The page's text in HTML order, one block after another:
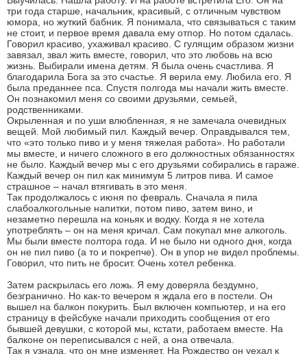
три года старше, начальник, красивый, с отличным чувством
юмора, но жуткий бабник. Я понимала, что связываться с таким
не стоит, и первое время давала ему отпор. Но потом сдалась.
Говорил красиво, ухаживал красиво. С гулящим образом жизни
завязал, звал жить вместе, говорил, что это любовь на всю
жизнь. Выбирали имена детям. Я была очень счастлива. Я
благодарила Бога за это счастье. Я верила ему. Любила его. Я
была преданнее пса. Спустя полгода мы начали жить вместе.
Он познакомил меня со своими друзьями, семьей,
родственниками.
Окрыленная и по уши влюбленная, я не замечала очевидных
вещей. Мой любимый пил. Каждый вечер. Оправдывался тем,
что «это только пиво и у меня тяжелая работа». Но работали
мы вместе, и ничего сложного в его должностных обязанностях
не было. Каждый вечер мы с его друзьями собирались в гараже.
Каждый вечер он пил как минимум 5 литров пива. И самое
страшное – начал втягивать в это меня.
Так продолжалось с июня по февраль. Сначала я пила
слабоалкогольные напитки, потом пиво, затем вино, и
незаметно перешла на коньяк и водку. Когда я не хотела
употреблять – он на меня кричал. Сам покупал мне алкоголь.
Мы были вместе полтора года. И не было ни одного дня, когда
он не пил пиво (а то и покрепче). Он в упор не видел проблемы.
Говорил, что пить не бросит. Очень хотел ребенка.
Затем раскрылась его ложь. Я ему доверяла бездумно,
безгранично. Но как-то вечером я ждала его в постели. Он
вышел на балкон покурить. Был включен компьютер, и на его
страницу в фейсбуке начали приходить сообщения от его
бывшей девушки, с которой мы, кстати, работаем вместе. На
балконе он переписывался с ней, а она отвечала.
Так я узнала, что он мне изменяет. На Рождество он уехал к